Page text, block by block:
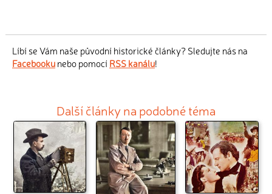
Líbí se Vám naše původní historické články? Sledujte nás na
Facebookunebo pomocí RSS kanálu!
Další články na podobné téma